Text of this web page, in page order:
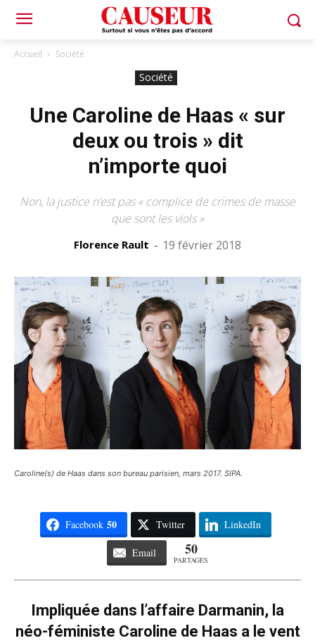
Accueil Société
Société
Une Caroline de Haas « sur
deux ou trois » dit
n’importe quoi
Non, la justice n’est pas « complice de crimes de masse
que sont les viols »
Florence Rault - 19 février 2018
Caroline(s) de Haas dans son bureau parisien, mars 2017. SIPA.
Facebook 50 Twitter LinkedIn
Email 50
PARTAGES
Impliquée dans l’affaire Darmanin, la
néo-féministe Caroline de Haas a le vent